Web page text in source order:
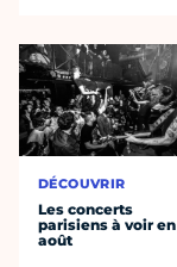
DÉCOUVRIR
Les concerts
parisiens à voir en
août